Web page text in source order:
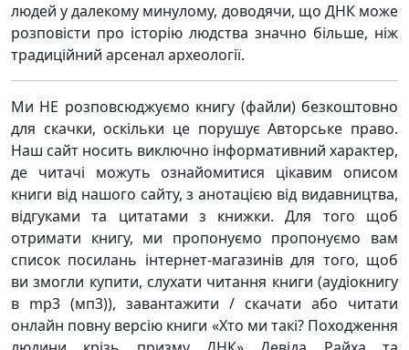
людей у далекому минулому, доводячи, що ДНК може
розповісти про історію людства значно більше, ніж
традиційний арсенал археології.
Ми НЕ розповсюджуємо книгу (файли) безкоштовно
для скачки, оскільки це порушує Авторське право.
Наш сайт носить виключно інформативний характер,
де читачі можуть ознайомитися цікавим описом
книги від нашого сайту, з анотацією від видавництва,
відгуками та цитатами з книжки. Для того щоб
отримати книгу, ми пропонуємо пропонуємо вам
список посилань інтернет-магазинів для того, щоб
ви змогли купити, слухати читання книги (аудіокнигу
в mp3 (мп3)), завантажити / скачати або читати
онлайн повну версію книги «Хто ми такі? Походження